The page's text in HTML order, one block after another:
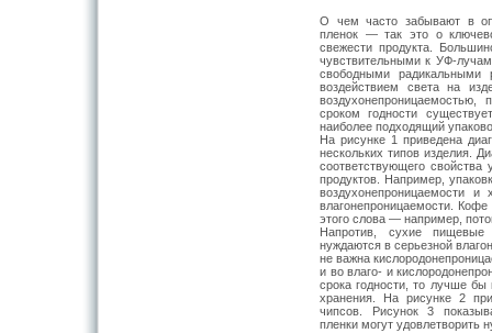
О чем часто забывают в
пленок — так это о
свежести продукта.
чувствительными к УФ-
свободными радикальными
воздействием света на
сроком годности
наиболее подходящий
На рисунке 1 приведена
нескольких типов изделия.
соответствующего
продуктов. Например,
воздухонепроницаемости
влагонепроницаемости.
этого слова — например,
Напротив, сухие
нуждаются в серьезной
не важна
и во влаго- и
срока годности, то лучше бы
хранения. На рисунке 2
чипсов. Рисунок 3
пленки могут